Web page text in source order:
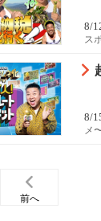
8/
ス
8/
メ
前へ